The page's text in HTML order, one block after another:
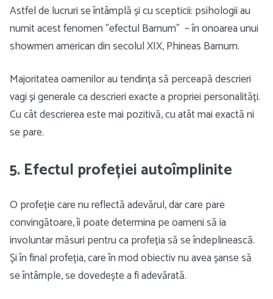
Astfel de lucruri se întâmplă și cu scepticii: psihologii au
numit acest fenomen ”efectul Barnum” – în onoarea unui
showmen american din secolul XIX, Phineas Barnum.
Majoritatea oamenilor au tendința să perceapă descrieri
vagi și generale ca descrieri exacte a propriei personalități.
Cu cât descrierea este mai pozitivă, cu atât mai exactă ni
se pare.
5. Efectul profeției autoîmplinite
O profeție care nu reflectă adevărul, dar care pare
convingătoare, îi poate determina pe oameni să ia
involuntar măsuri pentru ca profeția să se îndeplinească.
Și în final profeția, care în mod obiectiv nu avea șanse să
se întâmple, se dovedește a fi adevărată.